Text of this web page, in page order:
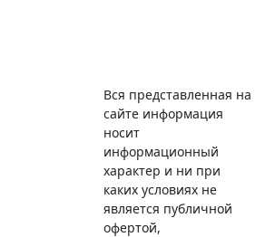
Вся представленная на
сайте информация
носит
информационный
характер и ни при
каких условиях не
является публичной
офертой,